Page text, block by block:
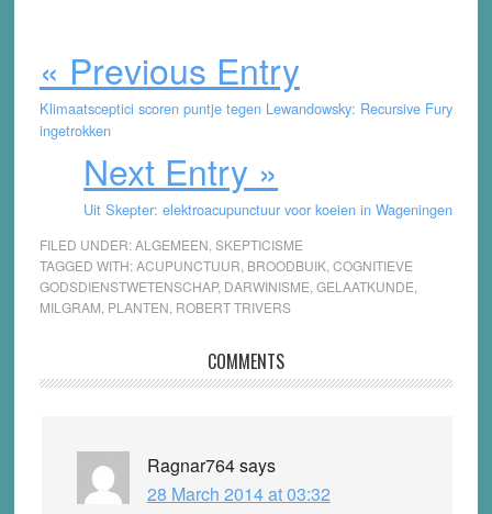
« Previous Entry
Klimaatsceptici scoren puntje tegen Lewandowsky: Recursive Fury
ingetrokken
Next Entry »
Uit Skepter: elektroacupunctuur voor koeien in Wageningen
FILED UNDER:ALGEMEEN SKEPTICISME
TAGGED WITH:ACUPUNCTUUR BROODBUIK, COGNITIEVE
GODSDIENSTWETENSCHAP, DARWINISME GELAATKUNDE
MILGRAM PLANTEN ROBERT TRIVERS
Interactions
COMMENTS
Ragnar764says
28 March 2014 at 03:32